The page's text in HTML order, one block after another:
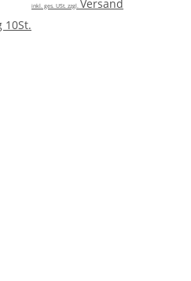
inkl. ges. USt. zzgl. Versand